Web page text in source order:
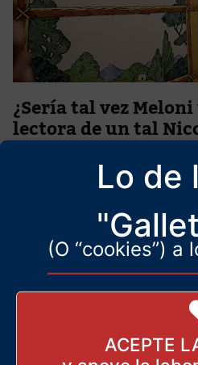
Lo de
(O “cookies”) a
ACEPTE
¿Sería tal vez
lectora de un tal
¿Y si al final Giorgia Melonii
radical europea esperaba de ellla?